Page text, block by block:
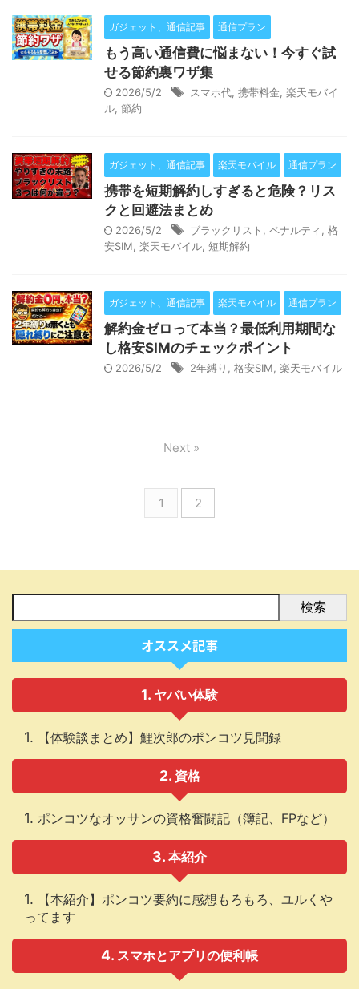
ガジェット、通信記事 通信プラン
もう高い通信費に悩まない！今すぐ試
せる節約裏ワザ集
2026/5/2 スマホ代 携帯料金 楽天モバイ
ル 節約
ガジェット、通信記事 楽天モバイル 通信プラン
携帯を短期解約しすぎると危険？リス
クと回避法まとめ
2026/5/2 ブラックリスト ペナルティ
格
安SIM 楽天モバイル 短期解約
ガジェット、通信記事 楽天モバイル 通信プラン
解約金ゼロって本当？最低利用期間な
し格安SIMのチェックポイント
2026/5/2 2年縛り 格安SIM 楽天モバイル
1 2
Next »
検索
オススメ記事
ヤバい体験
【体験談まとめ】鯉次郎のポンコツ見聞録
資格
ポンコツなオッサンの資格奮闘記（簿記、FPなど）
本紹介
【本紹介】ポンコツ要約に感想もろもろ、ユルくや
ってます
スマホとアプリの便利帳